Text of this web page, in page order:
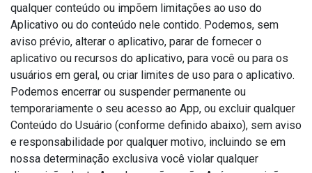
qualquer conteúdo ou impõem limitações ao uso do
Aplicativo ou do conteúdo nele contido. Podemos, sem
aviso prévio, alterar o aplicativo, parar de fornecer o
aplicativo ou recursos do aplicativo, para você ou para os
usuários em geral, ou criar limites de uso para o aplicativo.
Podemos encerrar ou suspender permanente ou
temporariamente o seu acesso ao App, ou excluir qualquer
Conteúdo do Usuário (conforme definido abaixo), sem aviso
e responsabilidade por qualquer motivo, incluindo se em
nossa determinação exclusiva você violar qualquer